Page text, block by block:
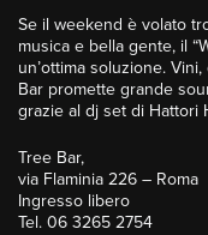
Se il weekend è volato
musica e bella gente, il
un’ottima soluzione.
Bar promette grande
grazie al dj set di Hattori
Tree Bar,
via Flaminia 226 – Roma
Ingresso libero
Tel. 06 3265 2754